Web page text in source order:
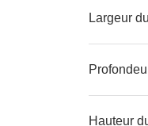
Largeur
Hauteur